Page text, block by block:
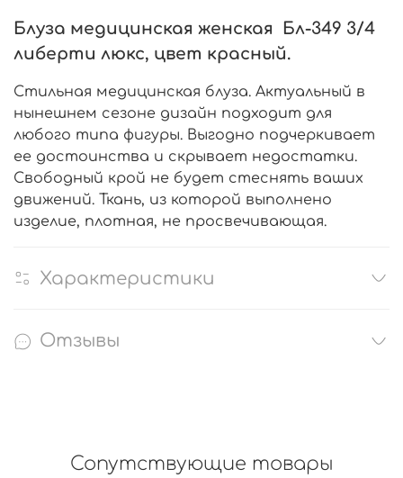
Блуза медицинская женская Бл-349 3/4
либерти люкс, цвет красный.
Стильная медицинская блуза. Актуальный в
нынешнем сезоне дизайн подходит для
любого типа фигуры. Выгодно подчеркивает
ее достоинства и скрывает недостатки.
Свободный крой не будет стеснять ваших
движений. Ткань, из которой выполнено
изделие, плотная, не просвечивающая.
Характеристики
Отзывы
Сопутствующие товары